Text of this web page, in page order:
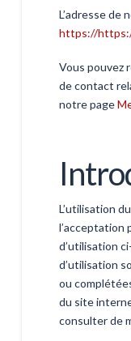
L’adresse de
https://
Vous pouvez
de contact
notre page
L’utilisation
l’acceptation
d’utilisation
d’utilisation
ou
du site
consulter de